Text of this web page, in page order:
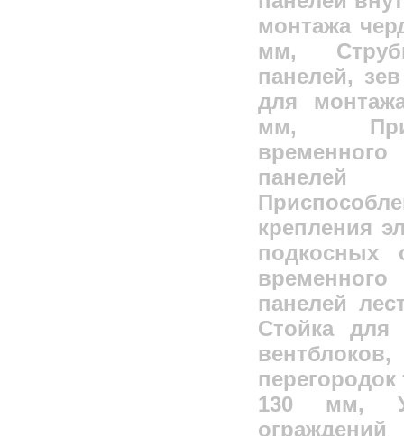
монтажа
мм,
панелей,
для
мм,
крепления
подкосных
панелей
Стойка для
130 мм,